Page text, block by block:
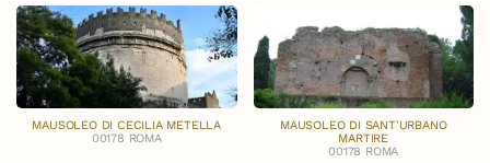
MAUSOLEO DI CECILIA METELLA
00178 ROMA
MAUSOLEO DI SANT'URBANO
MARTIRE
00178 ROMA